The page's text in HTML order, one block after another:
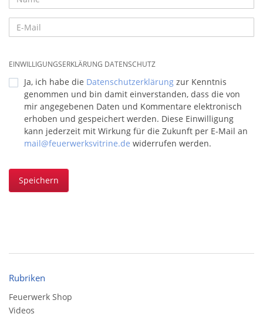
EINWILLIGUNGSERKLÄRUNG DATENSCHUTZ
Ja, ich habe die Datenschutzerklärung zur Kenntnis
genommen und bin damit einverstanden, dass die von
mir angegebenen Daten und Kommentare elektronisch
erhoben und gespeichert werden. Diese Einwilligung
kann jederzeit mit Wirkung für die Zukunft per E-Mail an
mail@feuerwerksvitrine.de widerrufen werden.
Speichern
Rubriken
Feuerwerk Shop
Videos